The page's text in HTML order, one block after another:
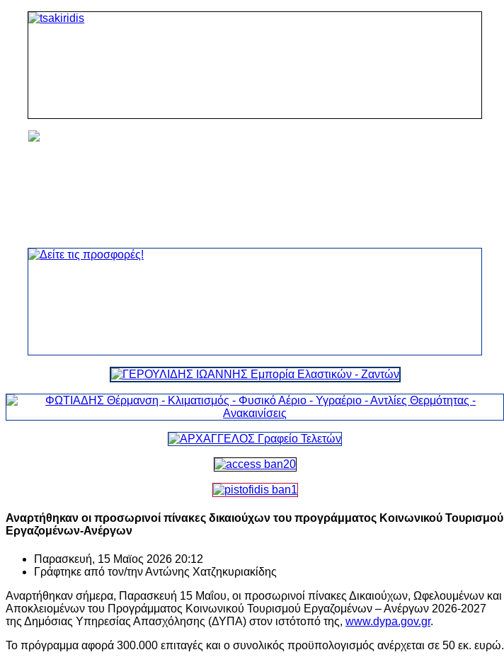
Αναρτήθηκαν οι προσωρινοί πίνακες δικαιούχων του προγράμματος Κοινωνικού Τουρισμού
Εργαζομένων-Ανέργων
Παρασκευή, 15 Μαϊος 2026 20:12
Γράφτηκε από τον/τηνΑντώνης Χατζηκυριακίδης
Αναρτήθηκαν σήμερα, Παρασκευή 15 Μαΐου, οι προσωρινοί πίνακες Δικαιούχων, Ωφελουμένων και
Αποκλειομένων του Προγράμματος Κοινωνικού Τουρισμού Εργαζομένων – Ανέργων 2026-2027
της Δημόσιας Υπηρεσίας Απασχόλησης (ΔΥΠΑ) στον ιστότοπό της, www.dypa.gov.gr.
Το πρόγραμμα αφορά 300.000 επιταγές και ο συνολικός προϋπολογισμός ανέρχεται σε 50 εκ. ευρώ.